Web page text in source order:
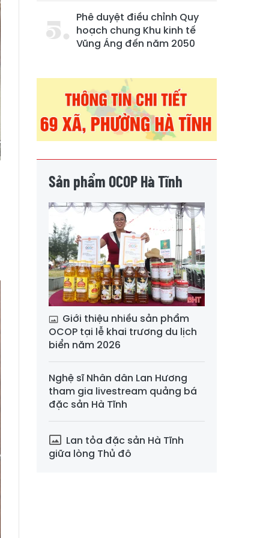
Phê duyệt điều chỉnh Quy
hoạch chung Khu kinh tế
Vũng Áng đến năm 2050
Sản phẩm OCOP Hà Tĩnh
Giới thiệu nhiều sản phẩm
OCOP tại lễ khai trương du lịch
biển năm 2026
Nghệ sĩ Nhân dân Lan Hương
tham gia livestream quảng bá
đặc sản Hà Tĩnh
Lan tỏa đặc sản Hà Tĩnh
giữa lòng Thủ đô